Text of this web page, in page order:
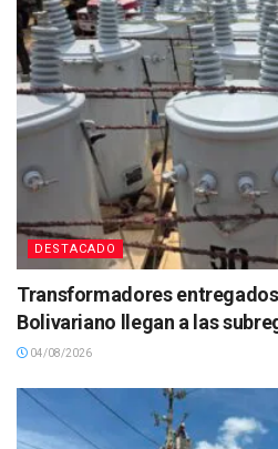
DESTACADO
Transformadores
Bolivariano llegan a las
04/08/2026